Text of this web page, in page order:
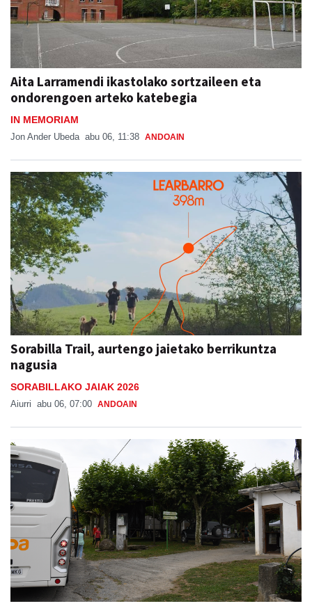
Aita Larramendi ikastolako sortzaileen eta
ondorengoen arteko katebegia
IN MEMORIAM
Jon Ander Ubeda abu 06, 11:38 ANDOAIN
Sorabilla Trail, aurtengo jaietako berrikuntza
nagusia
SORABILLAKO JAIAK 2026
Aiurri abu 06, 07:00 ANDOAIN